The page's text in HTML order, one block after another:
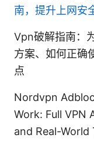
南，提升上网安
Vpn破解指南：
方案、如何正确
点
Nordvpn
Work: Full VPN
and Real-World